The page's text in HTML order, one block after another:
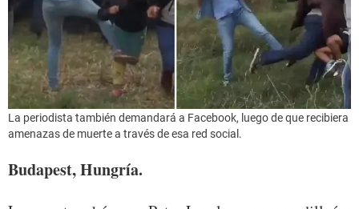
La periodista también demandará a Facebook, luego de que recibiera
amenazas de muerte a través de esa red social.
Budapest, Hungría.